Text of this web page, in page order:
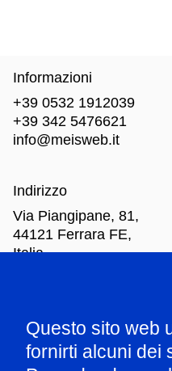
Questo sito web
fornirti alcuni dei
Informazioni
+39 0532 1912039
+39 342 5476621
info@meisweb.it
Indirizzo
Via Piangipane, 81,
44121 Ferrara FE,
Italia
Mar-Dom: dalle 10.00